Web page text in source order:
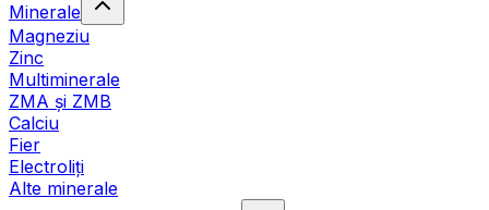
Minerale
Magneziu
Zinc
Multiminerale
ZMA și ZMB
Calciu
Fier
Electroliți
Alte minerale